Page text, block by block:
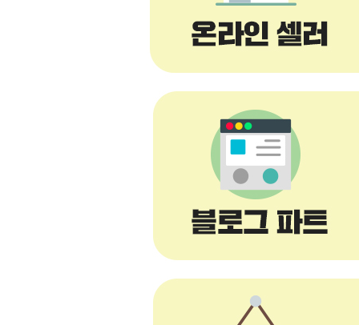
03 실제 지출 분석을 통한 고정비용 줄이기 전략
04 준비하면 누구나 가능하다